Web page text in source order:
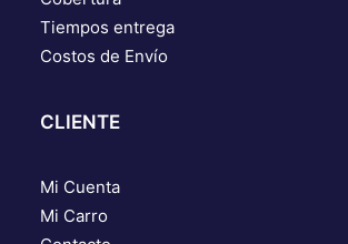
Tiempos entrega
Costos de Envío
CLIENTE
Mi Cuenta
Mi Carro